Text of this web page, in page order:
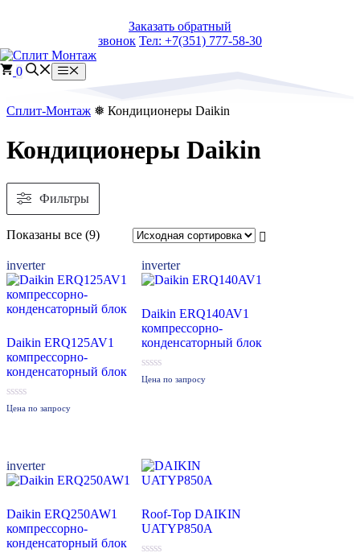
Заказать обратный
звонок Тел: +7(351) 777-58-30
0 Меню
Сплит-Монтаж ❅ Кондиционеры Daikin
Кондиционеры Daikin
Фильтры
Показаны все (9)Сортировка:
недавние
inverter
Daikin ERQ125AV1
компрессорно-
конденсаторный блок
0
Цена по запросу
inverter
Daikin ERQ140AV1
компрессорно-
конденсаторный блок
0
Цена по запросу
inverter
Daikin ERQ250AW1
компрессорно-
конденсаторный блок
Roof-Top DAIKIN
UATYP850A